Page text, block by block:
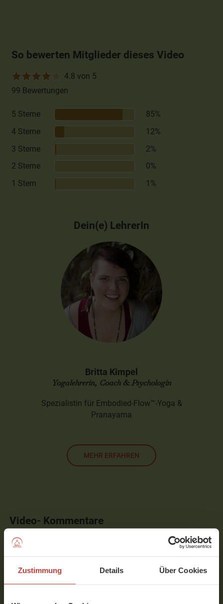
Zustimmung Details Über Cookies
So bewerten Mitglieder dieses Video
4.8 von 5
99 Bewertungen
5 Sterne
85%
4 Sterne
12%
3 Sterne
2%
2 Sterne
0%
1 Stern
1%
Dein(e) LehrerIn
Britta Kimpel
Yogalehrerin, Coach & Psychologin
Spezialistin für Embodied-Flow™-Yoga &
Pranayama
MEHR ERFAHREN
Video- Kommentare
Um Kommentare schreiben zu können, musst Du